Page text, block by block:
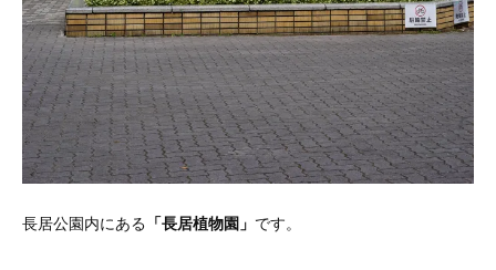
長居公園内にある 「長居植物園」 です。